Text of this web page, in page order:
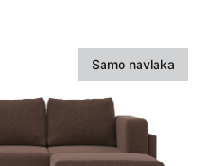
Samo navlaka